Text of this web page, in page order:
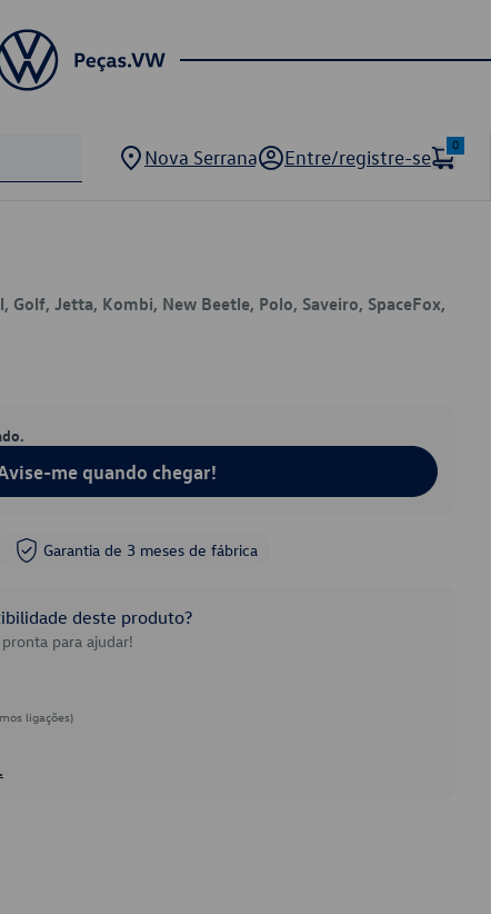
Nova Serrana Entre/registre-se
0
Golf, Jetta, Kombi, New Beetle, Polo, Saveiro, SpaceFox,
me quando chegar!
Garantia de 3 meses de fábrica
deste produto?
para ajudar!
ligações)